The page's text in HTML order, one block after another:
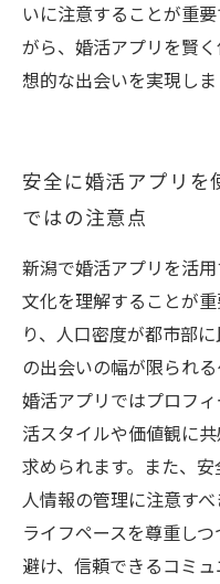
いに注意することが重
がら、婚活アプリを賢
想的な出会いを実現しま
安全に婚活アプリを
ではの注意点
新潟で婚活アプリを活
文化を理解することが
り、人口密度が都市部
の出会いの幅が限られ
婚活アプリではプロフ
活スタイルや価値観に
求められます。また、
人情報の管理に注意す
ライフペースを尊重し
避け、信頼できるコミ